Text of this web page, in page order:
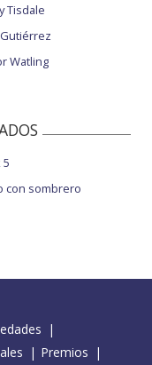
Tisdale
Watling
5
con sombrero
Premios